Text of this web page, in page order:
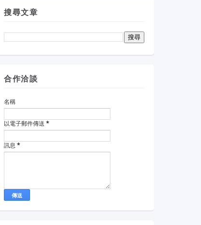
搜尋文章
合作洽談
名稱
以電子郵件傳送 *
訊息 *